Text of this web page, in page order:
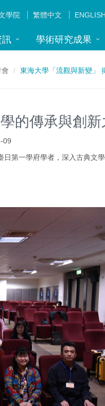
學院 繁體中文 ENGLISH
訊 學術研究成果
東海大學「流觀與新變」
的傳承與創新
09
一學府學者，深入古典文學